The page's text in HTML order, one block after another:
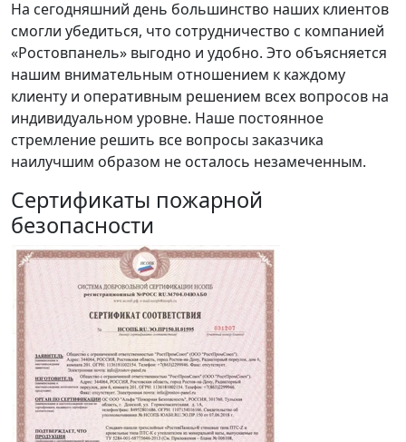
На сегодняшний день большинство наших клиентов
смогли убедиться, что сотрудничество с компанией
«Ростовпанель» выгодно и удобно. Это объясняется
нашим внимательным отношением к каждому
клиенту и оперативным решением всех вопросов на
индивидуальном уровне. Наше постоянное
стремление решить все вопросы заказчика
наилучшим образом не осталось незамеченным.
Сертификаты пожарной
безопасности